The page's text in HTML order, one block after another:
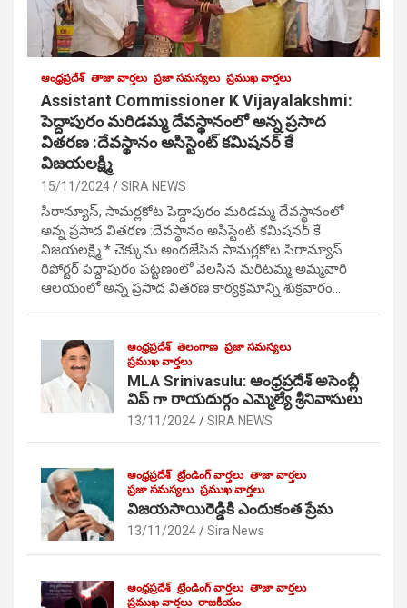
ఆంధ్రప్రదేశ్ తాజా వార్తలు ప్రజా సమస్యలు ప్రముఖ వార్తలు
Assistant Commissioner K Vijayalakshmi:
పెద్దాపురం మరిడమ్మ దేవస్థానంలో అన్న ప్రసాద
వితరణ :దేవస్థానం అసిస్టెంట్ కమిషనర్ కే
విజయలక్ష్మి
15/11/2024 SIRA NEWS
సిరాన్యూస్, సామర్లకోట పెద్దాపురం మరిడమ్మ దేవస్థానంలో
అన్న ప్రసాద వితరణ :దేవస్థానం అసిస్టెంట్ కమిషనర్ కే
విజయలక్ష్మి * చెక్కును అందజేసిన సామర్లకోట సిరాన్యూస్
రిపోర్టర్ పెద్దాపురం పట్టణంలో వెలసిన మరిటమ్మ అమ్మవారి
ఆలయంలో అన్న ప్రసాద వితరణ కార్యక్రమాన్ని శుక్రవారం…
ఆంధ్రప్రదేశ్ తెలంగాణ ప్రజా సమస్యలు
ప్రముఖ వార్తలు
MLA Srinivasulu: ఆంధ్రప్రదేశ్ అసెంబ్లీ
విప్ గా రాయదుర్గం ఎమ్మెల్యే శ్రీనివాసులు
13/11/2024 SIRA NEWS
ఆంధ్రప్రదేశ్ ట్రేండింగ్ వార్తలు తాజా వార్తలు
ప్రజా సమస్యలు ప్రముఖ వార్తలు
విజయసాయిరెడ్డికి ఎందుకంత ప్రేమ
13/11/2024 Sira News
ఆంధ్రప్రదేశ్ ట్రేండింగ్ వార్తలు తాజా వార్తలు
ప్రముఖ వార్తలు రాజకీయం